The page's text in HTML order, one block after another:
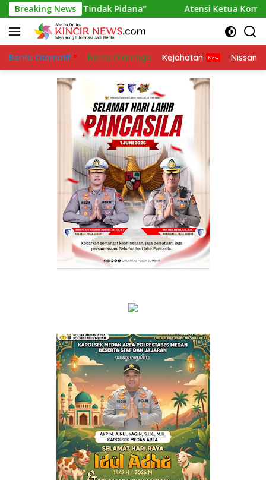
Skip
to
content
Breaking News
Indikasi Tindak Pidana” Atensi Ketua Komisi III DPR
Berita Otomotif Berita Olahraga Kejahatan Nissan